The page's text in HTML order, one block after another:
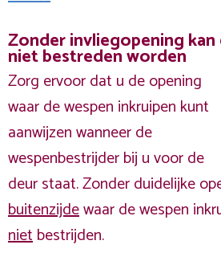
Zonder invliegopening
niet bestreden worden
Zorg ervoor dat u de opening
waar de wespen inkruipen kunt
aanwijzen wanneer de
wespenbestrijder bij u voor de
deur staat. Zonder duidelijke
buitenzijdewaar de wespen
nietbestrijden.